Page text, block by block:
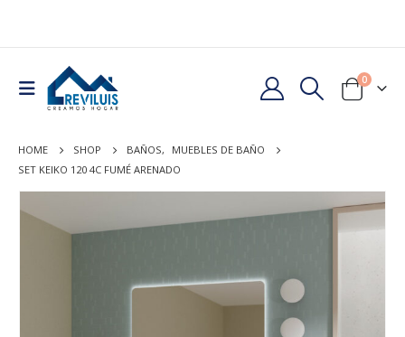
0
HOME SHOP BAÑOS,
MUEBLES DE BAÑO
SET KEIKO 120 4C FUMÉ ARENADO